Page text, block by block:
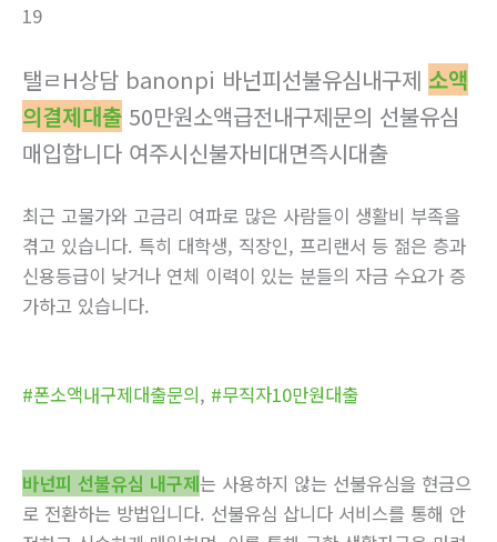
19
탤ㄹH상담 banonpi 바넌피선불유심내구제 소액
의결제대출 50만원소액급전내구제문의 선불유심
매입합니다 여주시신불자비대면즉시대출
최근 고물가와 고금리 여파로 많은 사람들이 생활비 부족을
겪고 있습니다. 특히 대학생, 직장인, 프리랜서 등 젊은 층과
신용등급이 낮거나 연체 이력이 있는 분들의 자금 수요가 증
가하고 있습니다.
#폰소액내구제대출문의, #무직자10만원대출
바넌피 선불유심 내구제는 사용하지 않는 선불유심을 현금으
로 전환하는 방법입니다. 선불유심 삽니다 서비스를 통해 안